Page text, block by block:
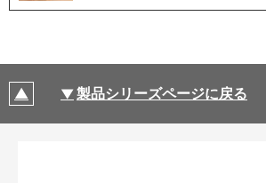
製品シリーズページに戻る